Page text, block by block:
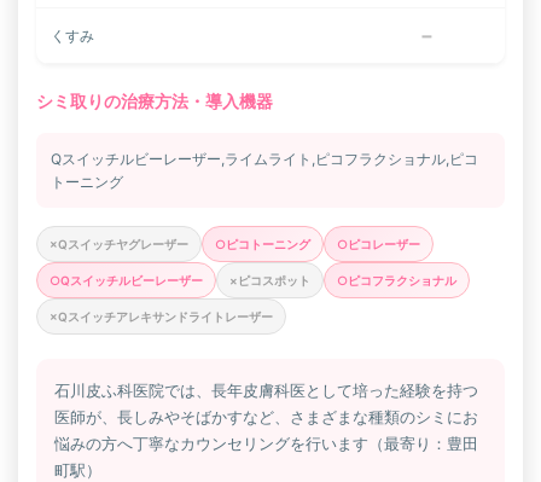
くすみ −
シミ取りの治療方法・導入機器
Qスイッチルビーレーザー,ライムライト,ピコフラクショナル,ピコ
トーニング
×Qスイッチヤグレーザー ○ピコトーニング ○ピコレーザー
○Qスイッチルビーレーザー ×ピコスポット ○ピコフラクショナル
×Qスイッチアレキサンドライトレーザー
石川皮ふ科医院では、長年皮膚科医として培った経験を持つ
医師が、長しみやそばかすなど、さまざまな種類のシミにお
悩みの方へ丁寧なカウンセリングを行います（最寄り：豊田
町駅）